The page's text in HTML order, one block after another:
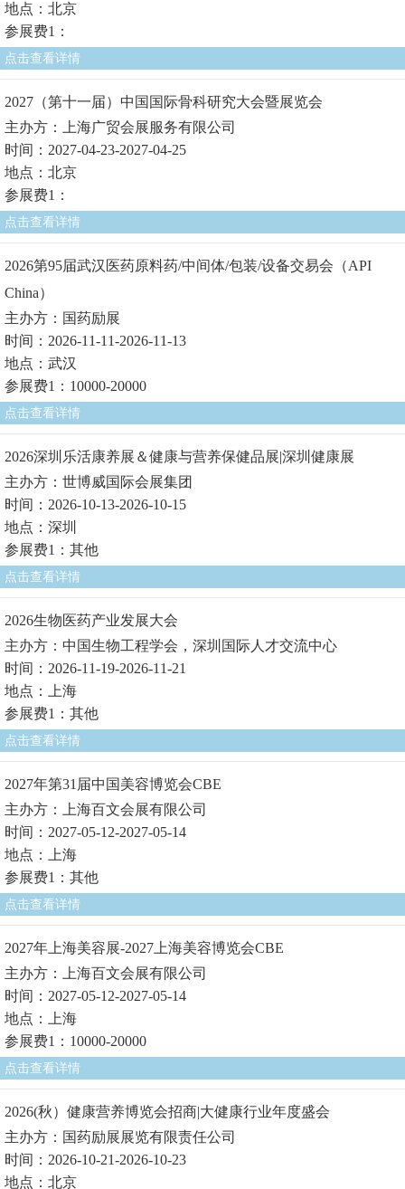
地点：北京
参展费1：
点击查看详情
2027（第十一届）中国国际骨科研究大会暨展览会
主办方：上海广贸会展服务有限公司
时间：2027-04-23-2027-04-25
地点：北京
参展费1：
点击查看详情
2026第95届武汉医药原料药/中间体/包装/设备交易会（API
China）
主办方：国药励展
时间：2026-11-11-2026-11-13
地点：武汉
参展费1：10000-20000
点击查看详情
2026深圳乐活康养展＆健康与营养保健品展|深圳健康展
主办方：世博威国际会展集团
时间：2026-10-13-2026-10-15
地点：深圳
参展费1：其他
点击查看详情
2026生物医药产业发展大会
主办方：中国生物工程学会，深圳国际人才交流中心
时间：2026-11-19-2026-11-21
地点：上海
参展费1：其他
点击查看详情
2027年第31届中国美容博览会CBE
主办方：上海百文会展有限公司
时间：2027-05-12-2027-05-14
地点：上海
参展费1：其他
点击查看详情
2027年上海美容展-2027上海美容博览会CBE
主办方：上海百文会展有限公司
时间：2027-05-12-2027-05-14
地点：上海
参展费1：10000-20000
点击查看详情
2026(秋）健康营养博览会招商|大健康行业年度盛会
主办方：国药励展展览有限责任公司
时间：2026-10-21-2026-10-23
地点：北京